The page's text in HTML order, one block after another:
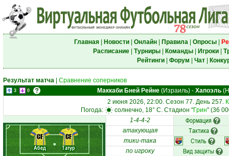
Главная| Новости| Онлайн| Правила| Опросы|
Расписание| Турниры| Команды| Игроки|
Рейтинги| Форум Чат|
Результат матча Сравнение соперников
3 0 Маккаби Бней Рейне (Израиль) - Хапоэль
2 июня 2026, 22:00. Сезон 77. День 257.
Погода:
солнечно, 18° C. Стадион "Грин" (36
Абед Татур
CF CF
1-4-4-2 Формация
атакующая Тактика
тики-така Стиль
по игроку Вид защиты